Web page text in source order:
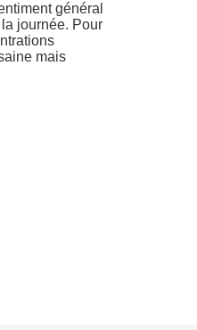
général
journée. Pour
mais